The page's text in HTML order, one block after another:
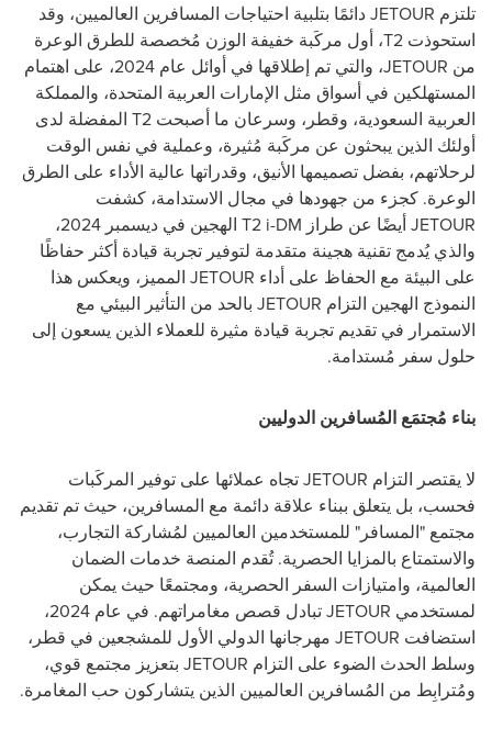
تلتزم JETOURدائمًا بتلبية احتياجات المسافرين العالميين، وقد
استحوذت T2، أول مركَبة خفيفة الوزن مُخصصة للطرق الوعرة
من JETOUR
، والتي تم إطلاقها في أوائل عام 2024، على اهتمام
المستهلكين في أسواق مثل الإمارات العربية المتحدة، والمملكة
العربية السعودية، وقطر، وسرعان ما أصبحت T2 المفضلة لدى
أولئك الذين يبحثون عن مركَبة مُثيرة، وعملية في نفس الوقت
لرحلاتهم، بفضل تصميمها الأنيق، وقدراتها عالية الأداء على الطرق
الوعرة. كجزء من جهودها في مجال الاستدامة، كشفت
JETOURأيضًا عن طراز T2 i-DM
الهجين في ديسمبر 2024،
والذي يُدمج تقنية هجينة متقدمة لتوفير تجربة قيادة أكثر حفاظًا
على البيئة مع الحفاظ على أداء JETOUR المميز، ويعكس هذا
النموذج الهجين التزام JETOUR بالحد من التأثير البيئي مع
الاستمرار في تقديم تجربة قيادة مثيرة للعملاء الذين يسعون إلى
حلول سفر مُستدامة.
بناء مُجتمَع المُسافرين الدوليين
لا يقتصر التزام JETOURتجاه عملائها على توفير المركَبات
فحسب، بل يتعلق ببناء علاقة دائمة مع المسافرين، حيث تم تقديم
مجتمع "المسافر" للمستخدمين العالميين لمُشاركة التجارب،
والاستمتاع بالمزايا الحصرية. تُقدم المنصة خدمات الضمان
العالمية، وامتيازات السفر الحصرية، ومجتمعًا حيث يمكن
لمستخدمي JETOUR
تبادل قصص مغامراتهم. في عام 2024،
استضافت JETOUR مهرجانها الدولي الأول للمشجعين في قطر،
وسلط الحدث الضوء على التزام JETOUR بتعزيز مجتمع قوي،
ومُترابِط من المُسافرين العالميين الذين يتشاركون حب المغامرة.